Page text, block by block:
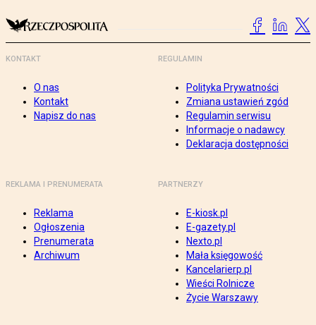
KONTAKT
O nas
Kontakt
Napisz do nas
REGULAMIN
Polityka Prywatności
Zmiana ustawień zgód
Regulamin serwisu
Informacje o nadawcy
Deklaracja dostępności
REKLAMA I PRENUMERATA
Reklama
Ogłoszenia
Prenumerata
Archiwum
PARTNERZY
E-kiosk.pl
E-gazety.pl
Nexto.pl
Mała księgowość
Kancelarierp.pl
Wieści Rolnicze
Życie Warszawy